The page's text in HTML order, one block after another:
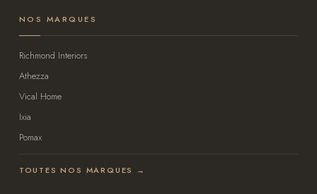
NOS MARQUES
Richmond Interiors
Athezza
Vical Home
Ixia
Pomax
TOUTES NOS MARQUES →